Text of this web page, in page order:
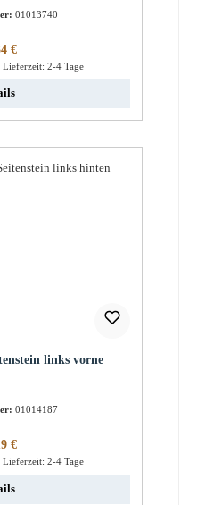
01013740
Preis:
€
2-4 Tage
links vorne
01014187
Preis:
€
2-4 Tage